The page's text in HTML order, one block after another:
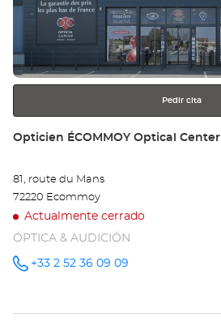
para
obtener
más
información
Pedir cita
Tienda:
Opticien ÉCOMMOY Optical Center
81, route du Mans
72220 Ecommoy
Actualmente cerrado
ÓPTICA & AUDICIÓN
número
+33 2 52 36 09 09